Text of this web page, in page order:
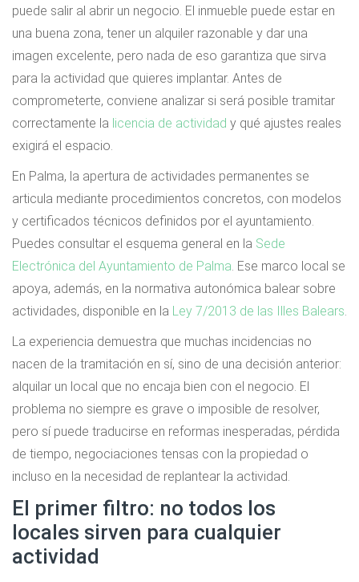
puede salir al abrir un negocio. El inmueble puede estar en
una buena zona, tener un alquiler razonable y dar una
imagen excelente, pero nada de eso garantiza que sirva
para la actividad que quieres implantar. Antes de
comprometerte, conviene analizar si será posible tramitar
correctamente la licencia de actividad y qué ajustes reales
exigirá el espacio.
En Palma, la apertura de actividades permanentes se
articula mediante procedimientos concretos, con modelos
y certificados técnicos definidos por el ayuntamiento.
Puedes consultar el esquema general en la Sede
Electrónica del Ayuntamiento de Palma . Ese marco local se
apoya, además, en la normativa autonómica balear sobre
actividades, disponible en la Ley 7/2013 de las Illes Balears
La experiencia demuestra que muchas incidencias no
nacen de la tramitación en sí, sino de una decisión anterior:
alquilar un local que no encaja bien con el negocio. El
problema no siempre es grave o imposible de resolver,
pero sí puede traducirse en reformas inesperadas, pérdida
de tiempo, negociaciones tensas con la propiedad o
incluso en la necesidad de replantear la actividad.
El primer filtro: no todos los
locales sirven para cualquier
actividad